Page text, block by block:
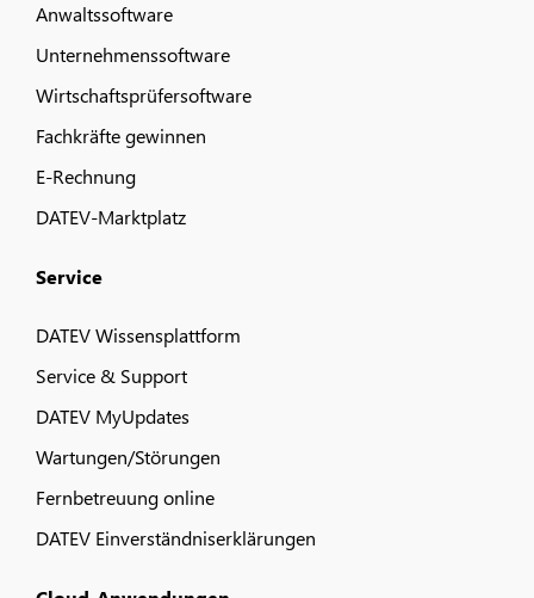
Anwaltssoftware
Unternehmenssoftware
Wirtschaftsprüfersoftware
Fachkräfte gewinnen
E-Rechnung
DATEV-Marktplatz
Service
DATEV Wissensplattform
Service & Support
DATEV MyUpdates
Wartungen/Störungen
Fernbetreuung online
DATEV Einverständniserklärungen